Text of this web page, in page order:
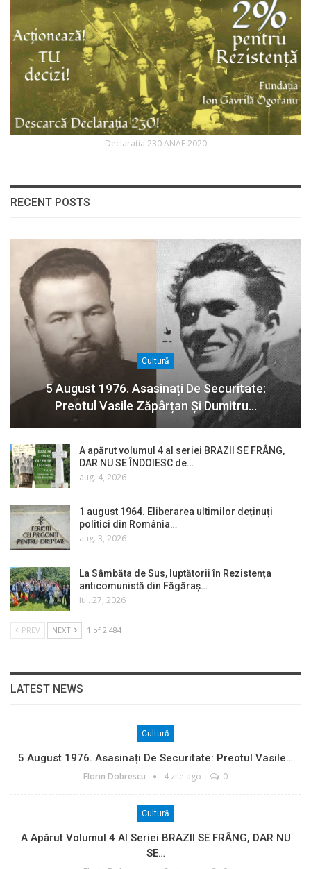
Declaratia 230 ANAF 2020
RECENT POSTS
Cultură
5 August 1976. Asasinați De Securitate:
Preotul Vasile Zăpârțan Și Dumitru…
A apărut volumul 4 al seriei BRAZII SE FRÂNG,
DAR NU SE ÎNDOIESC de…
aug. 4, 2026
1 august 1964. Eliberarea ultimilor deținuți
politici din România…
aug. 3, 2026
La Sâmbăta de Sus, luptătorii în Rezistența
anticomunistă din Făgăraș…
iul. 27, 2026
PREV NEXT 1 of 2.484
LATEST NEWS
Cultură
5 August 1976. Asasinați De Securitate: Preotul Vasile…
Florin Dobrescu 4 zile ago 0
Cultură
A Apărut Volumul 4 Al Seriei BRAZII SE FRÂNG, DAR NU
SE…